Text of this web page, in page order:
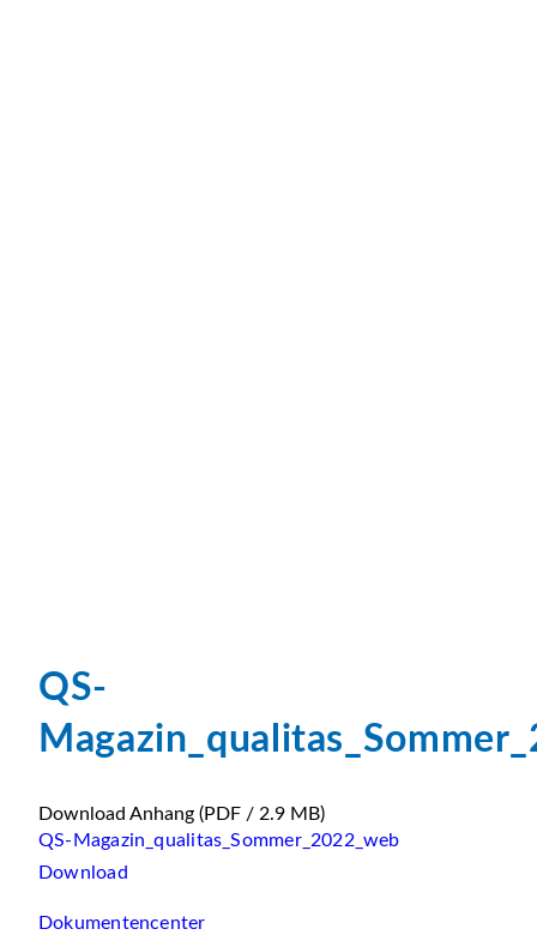
QS-
Download Anhang (PDF / 2.9 MB)
QS-Magazin_qualitas_Sommer_2022_web
Download
Dokumentencenter